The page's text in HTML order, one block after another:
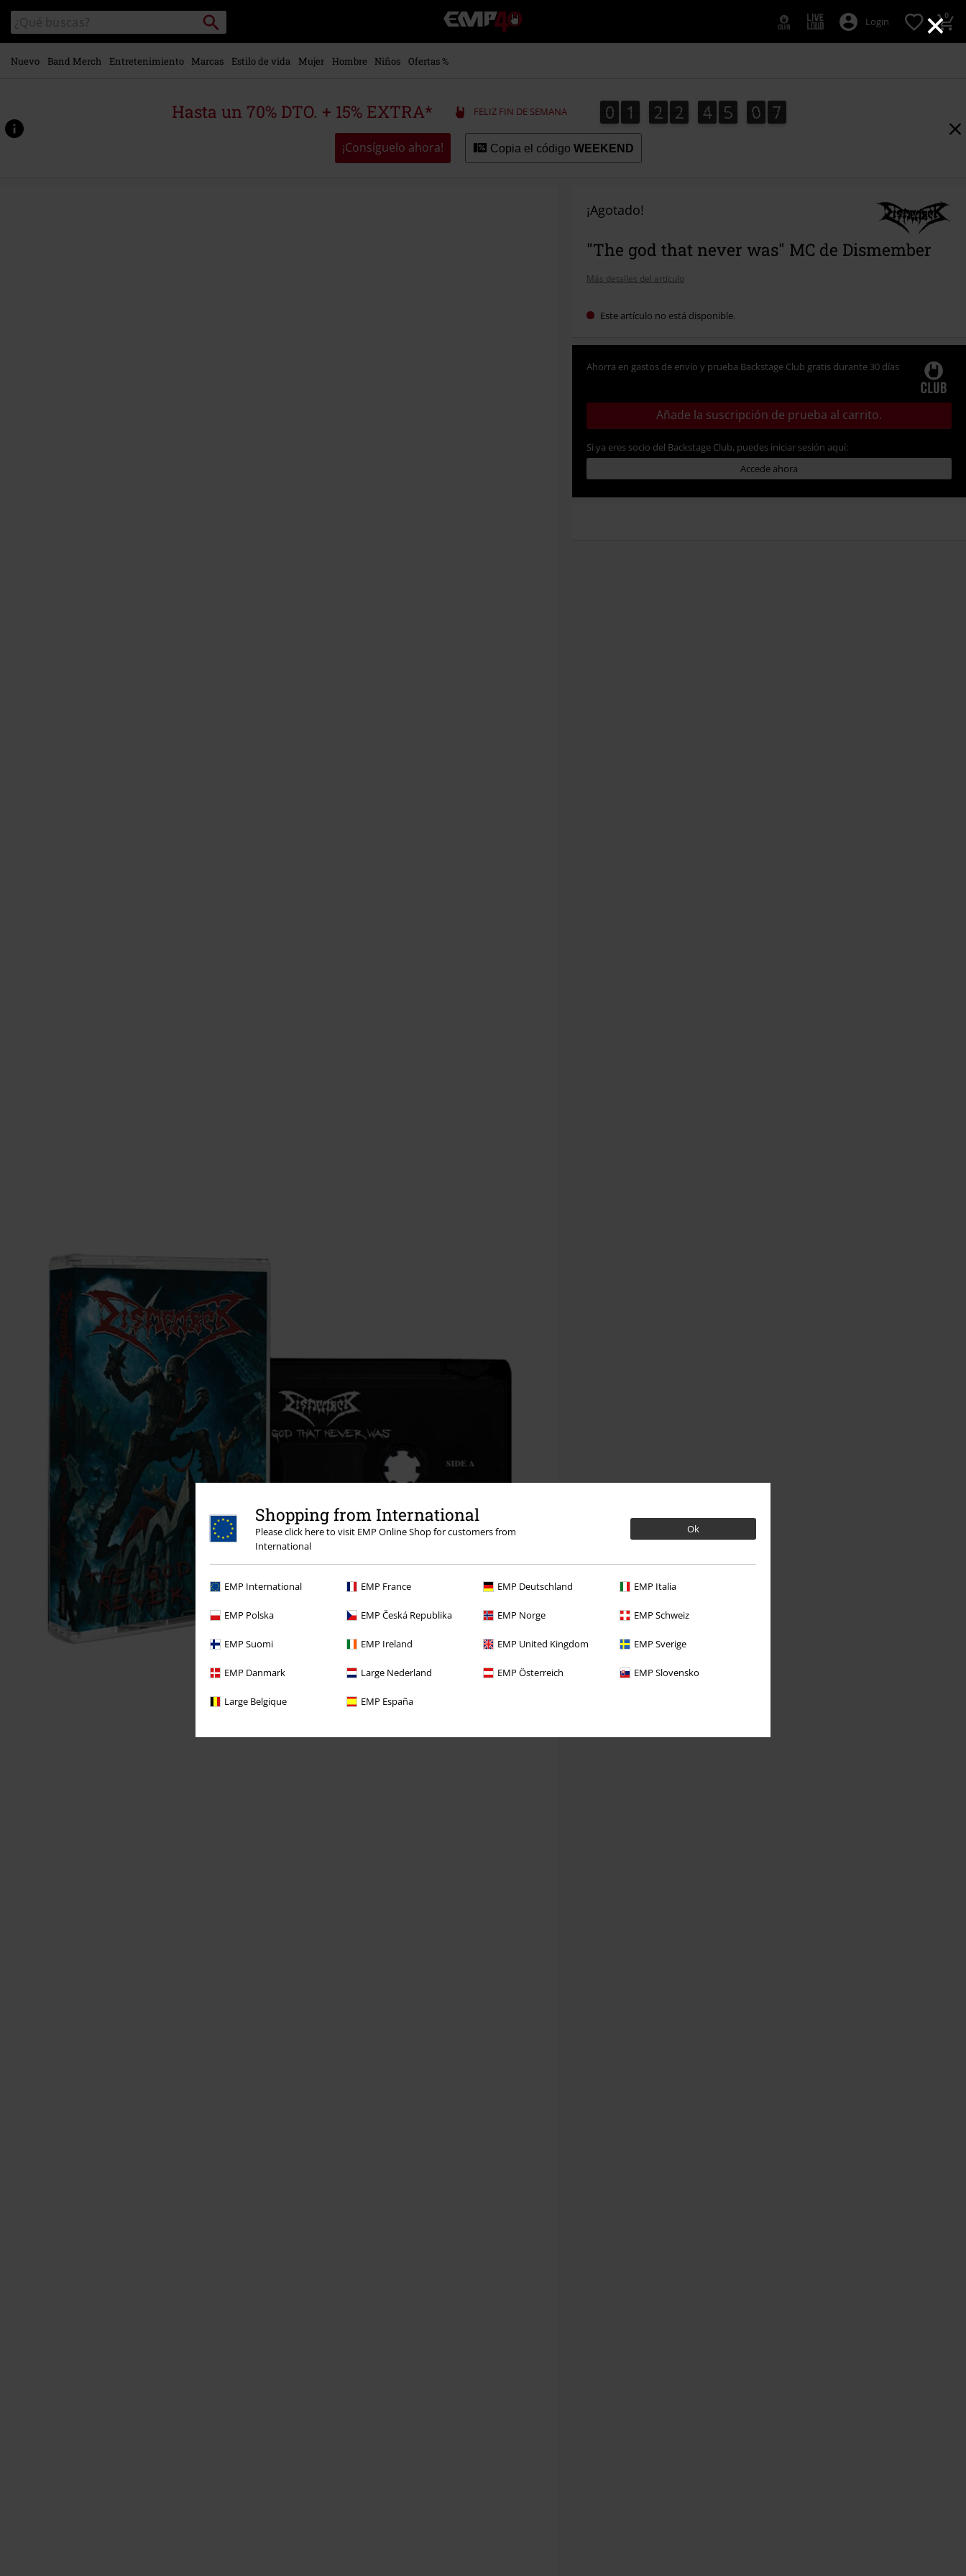
×
Shopping from International
Please click here to visit EMP Online Shop for customers from
International
Ok
EMP International EMP France EMP Deutschland EMP Italia
EMP Polska EMP Česká Republika EMP Norge EMP Schweiz
EMP Suomi EMP Ireland EMP United Kingdom EMP Sverige
EMP Danmark Large Nederland EMP Österreich EMP Slovensko
Large Belgique EMP España
contenido
principal
Buscar
en
el
catálogo
Buscar
EMP
-
Música,
Merch
Ropa
Alternativa
Login 0
Nuevo Band Merch Entretenimiento Marcas Estilo de vida Mujer Hombre Niños Ofertas %
Hasta un 70% DTO. + 15% EXTRA* FELIZ FIN DE SEMANA 0
0 1
1 2
2 2
2 4
4 5
5 0
1
0 6
7
6
¡Consíguelo ahora! Copia el código WEEKEND
¡Agotado!
"The god that never was" MC de Dismember
Más detalles del artículo
Este artículo no está disponible.
Ahorra en gastos de envío y prueba Backstage Club gratis durante 30 días
Añade la suscripción de prueba al carrito.
Si ya eres socio del Backstage Club, puedes iniciar sesión aquí:
Accede ahora